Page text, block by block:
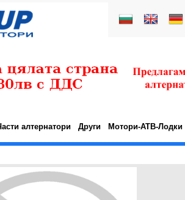
алтернатори Други Мотори-АТВ-Лодки